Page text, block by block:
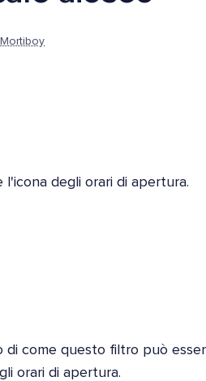
degli orari di apertura.
come questo filtro può
orari di apertura.